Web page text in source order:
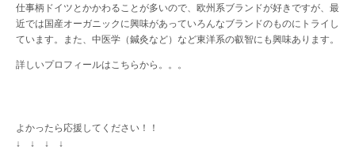
仕事柄ドイツとかかわることが多いので、欧州系ブランドが好きですが、最
近では国産オーガニックに興味があっていろんなブランドのものにトライし
ています。また、中医学（鍼灸など）など東洋系の叡智にも興味あります。
詳しいプロフィールはこちらから。。。
よかったら応援してください！！
↓ ↓ ↓ ↓